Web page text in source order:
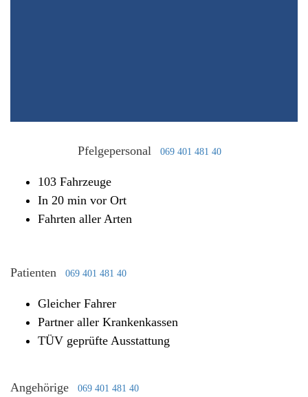
Pfelgepersonal 069 401 481 40
103 Fahrzeuge
In 20 min vor Ort
Fahrten aller Arten
Patienten 069 401 481 40
Gleicher Fahrer
Partner aller Krankenkassen
TÜV geprüfte Ausstattung
Angehörige 069 401 481 40